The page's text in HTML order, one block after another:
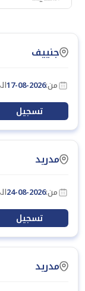
جنييف
من:17-08-2026
تسجيل
مدريد
من:24-08-2026
تسجيل
مدريد